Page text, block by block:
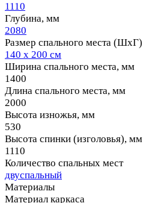
1110
Глубина, мм
2080
Размер спального места (ШхГ)
140 х 200 см
Ширина спального места, мм
1400
Длина спального места, мм
2000
Высота изножья, мм
530
Высота спинки (изголовья), мм
1110
Количество спальных мест
двуспальный
Материалы
Материал каркаса